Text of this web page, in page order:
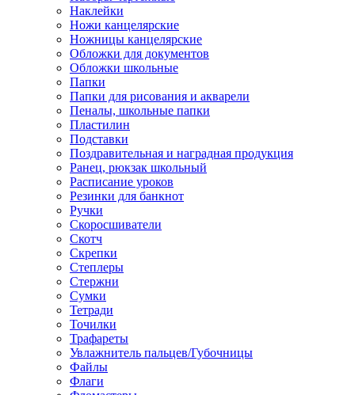
Наклейки
Ножи канцелярские
Ножницы канцелярские
Обложки для документов
Обложки школьные
Папки
Папки для рисования и акварели
Пеналы, школьные папки
Пластилин
Подставки
Поздравительная и наградная продукция
Ранец, рюкзак школьный
Расписание уроков
Резинки для банкнот
Ручки
Скоросшиватели
Скотч
Скрепки
Степлеры
Стержни
Сумки
Тетради
Точилки
Трафареты
Увлажнитель пальцев/Губочницы
Файлы
Флаги